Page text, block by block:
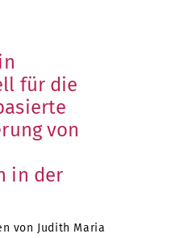
für die
von
in der
von Judith Maria